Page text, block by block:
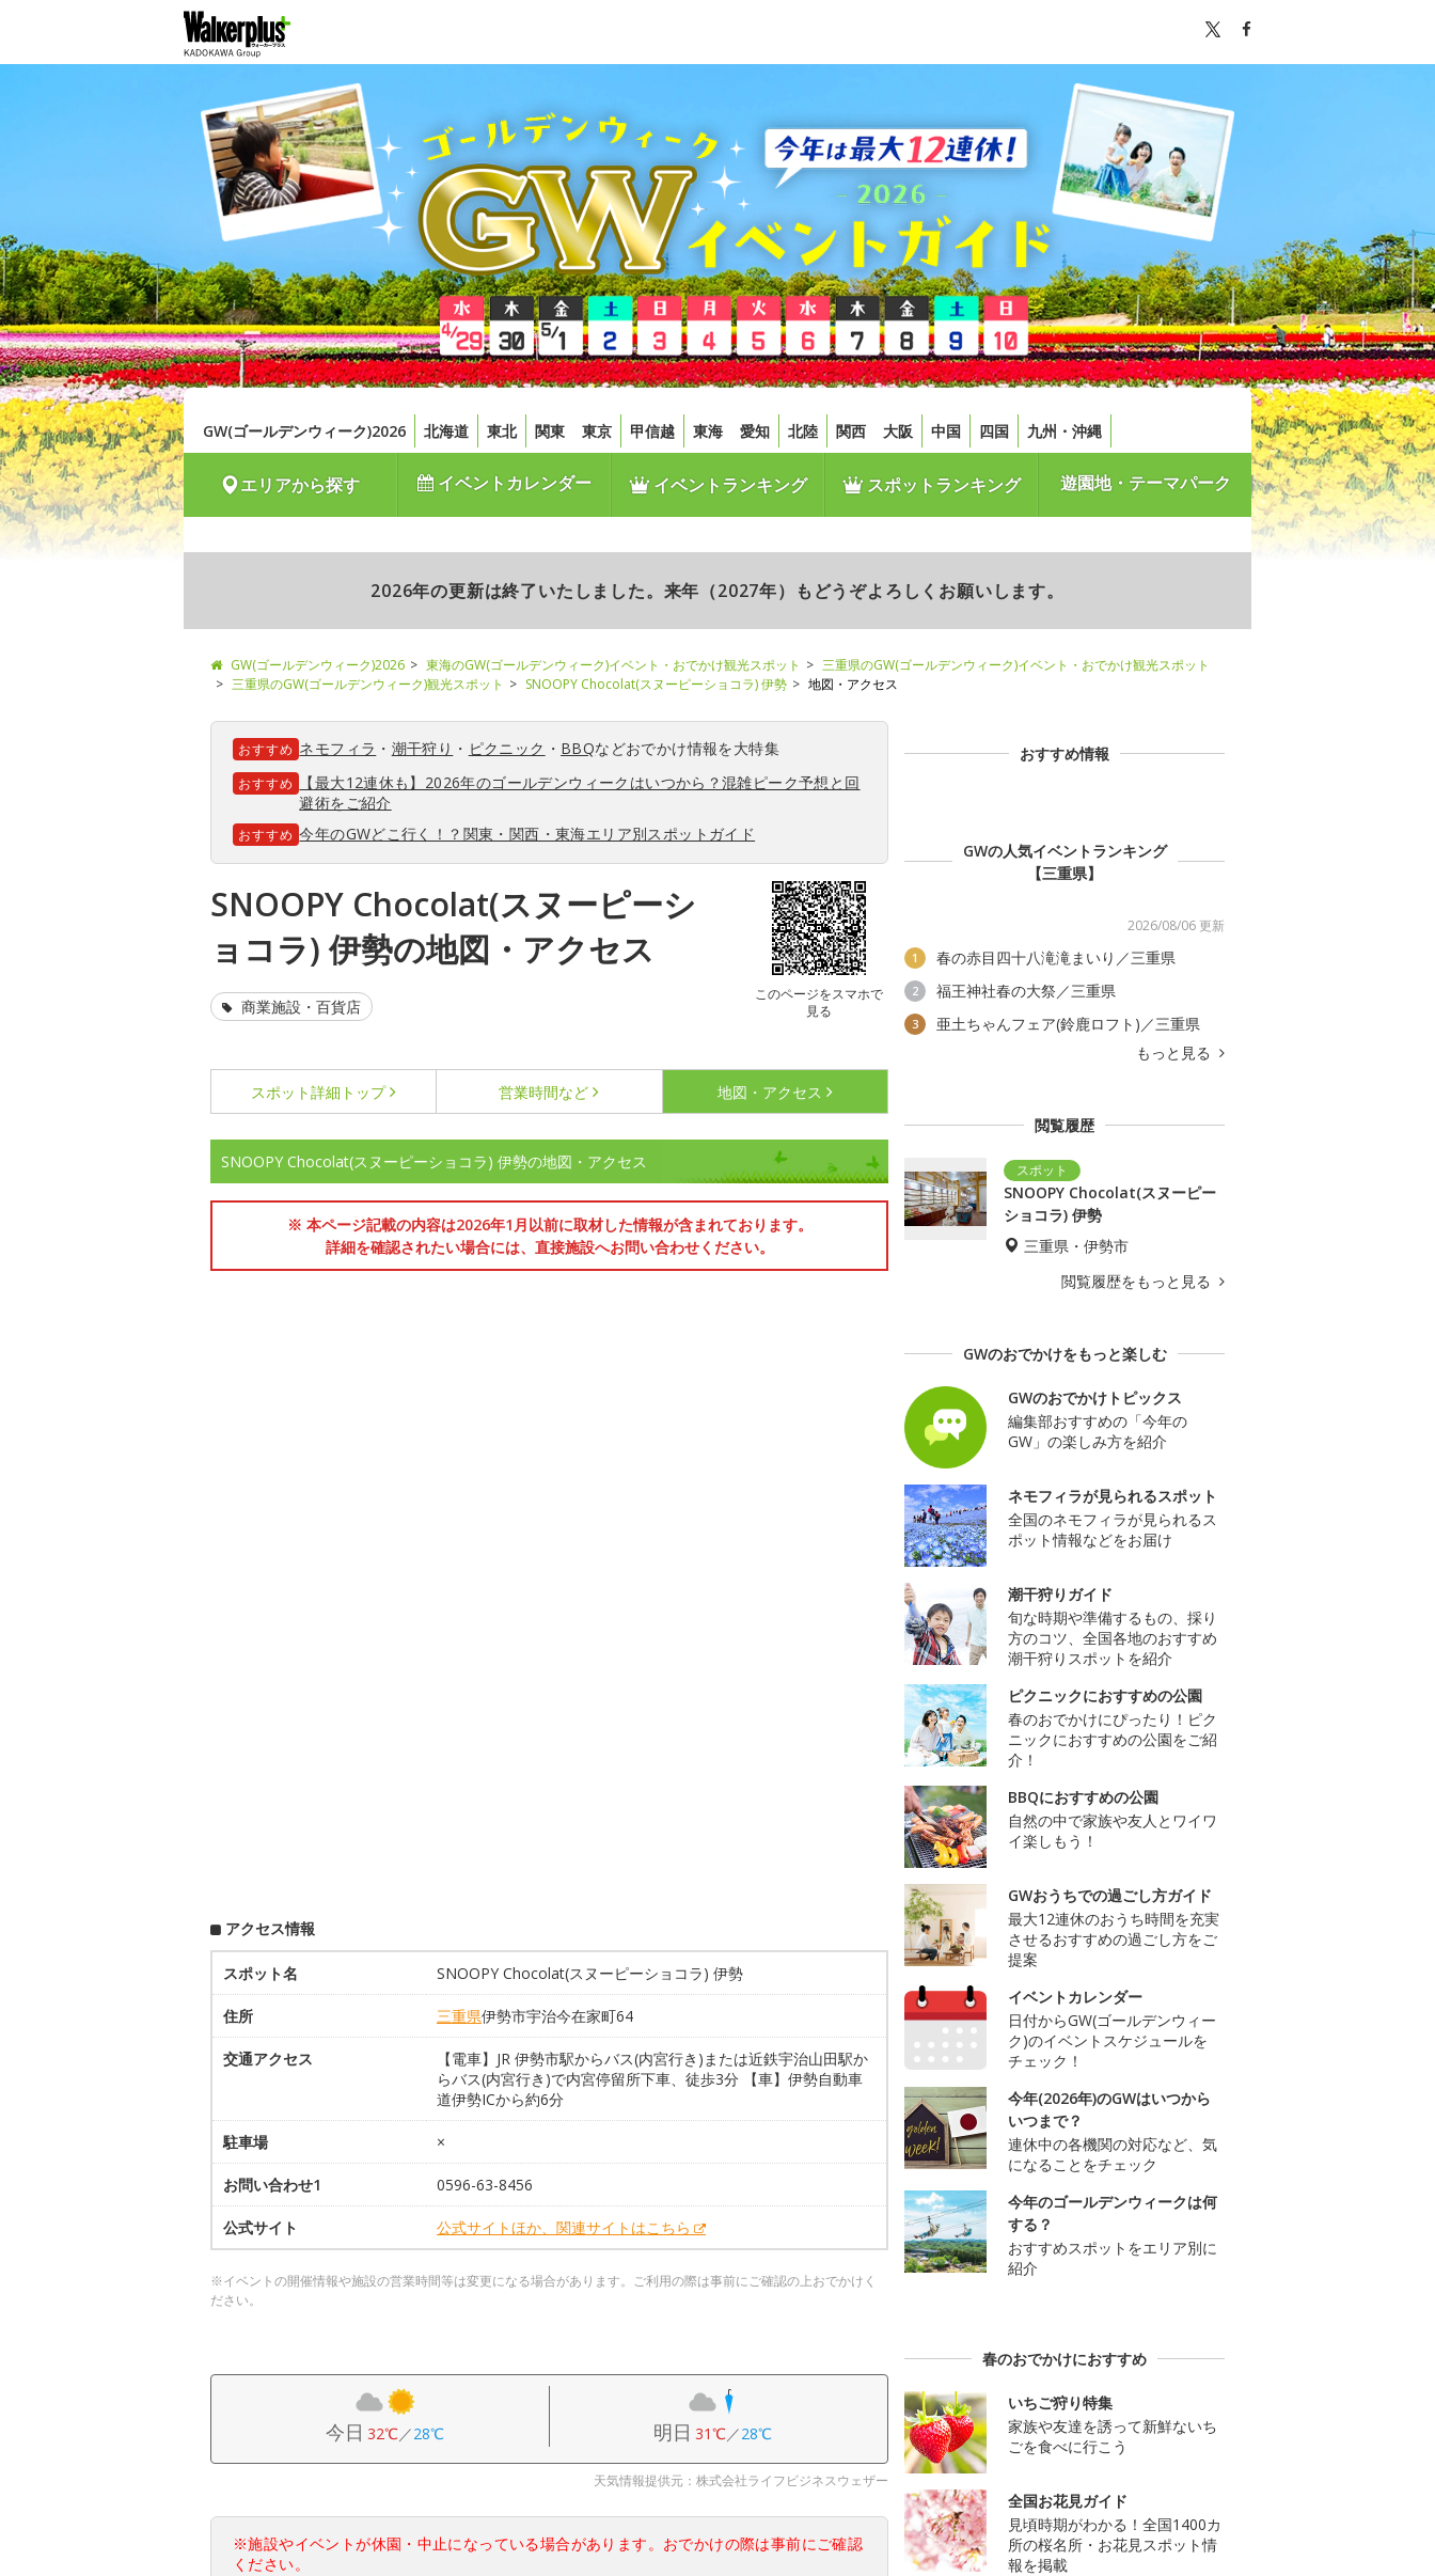
GW(ゴールデンウィーク)2026 北海道 東北 関東 東京 甲信越 東海 愛知 北陸 関西 大阪 中国 四国 九州・沖縄
エリアから探す イベントカレンダー イベントランキング スポットランキング 遊園地・テーマパーク
2026年の更新は終了いたしました。来年（2027年）もどうぞよろしくお願いします。
GW(ゴールデンウィーク)2026 東海のGW(ゴールデンウィーク)イベント・おでかけ観光スポット
三重県のGW(ゴールデンウィーク)イベント・おでかけ観光スポット
三重県のGW(ゴールデンウィーク)観光スポット
SNOOPY Chocolat(スヌーピーショコラ) 伊勢 地図・アクセス
おすすめ ネモフィラ ・ 潮干狩り ・ ピクニック ・ BBQなどおでかけ情報を大特集
おすすめ
【最大12連休も】2026年のゴールデンウィークはいつから？混雑ピーク予想と回
避術をご紹介
おすすめ 今年のGWどこ行く！？関東・関西・東海エリア別スポットガイド
SNOOPY Chocolat(スヌーピーシ
ョコラ) 伊勢の地図・アクセス
このページをスマホで
見る
商業施設・百貨店
スポット詳細 トップ 営業時間など 地図・アクセス
SNOOPY Chocolat(スヌーピーショコラ) 伊勢の地図・アクセス
※ 本ページ記載の内容は2026年1月以前に取材した情報が含まれております。
詳細を確認されたい場合には、直接施設へお問い合わせください。
アクセス情報
スポット名 SNOOPY Chocolat(スヌーピーショコラ) 伊勢
住所 三重県伊勢市宇治今在家町64
交通アクセス
【電車】JR 伊勢市駅からバス(内宮行き)または近鉄宇治山田駅か
らバス(内宮行き)で内宮停留所下車、徒歩3分 【車】伊勢自動車
道伊勢ICから約6分
駐車場 ×
お問い合わせ1 0596-63-8456
公式サイト 公式サイトほか、関連サイトはこちら
※イベントの開催情報や施設の営業時間等は変更になる場合があります。ご利用の際は事前にご確認の上おでかけく
ださい。
今日 32℃／28℃ 明日 31℃／28℃
天気情報提供元：株式会社ライフビジネスウェザー
※施設やイベントが休園・中止になっている場合があります。おでかけの際は事前にご確認
ください。
おすすめ情報
GWの人気イベントランキング
【三重県】
2026/08/06 更新
1 春の赤目四十八滝滝まいり／三重県
2 福王神社春の大祭／三重県
3
亜土ちゃんフェア(鈴鹿ロフト)／三重県
もっと見る
閲覧履歴
SNOOPY Chocolat(スヌーピー
ショコラ) 伊勢
三重県・伊勢市
閲覧履歴をもっと見る
GWのおでかけをもっと楽しむ
GWのおでかけトピックス
編集部おすすめの「今年の
GW」の楽しみ方を紹介
ネモフィラが見られるスポット
全国のネモフィラが見られるス
ポット情報などをお届け
潮干狩りガイド
旬な時期や準備するもの、採り
方のコツ、全国各地のおすすめ
潮干狩りスポットを紹介
ピクニックにおすすめの公園
春のおでかけにぴったり！ピク
ニックにおすすめの公園をご紹
介！
BBQにおすすめの公園
自然の中で家族や友人とワイワ
イ楽しもう！
GWおうちでの過ごし方ガイド
最大12連休のおうち時間を充実
させるおすすめの過ごし方をご
提案
イベントカレンダー
日付からGW(ゴールデンウィー
ク)のイベントスケジュールを
チェック！
今年(2026年)のGWはいつから
いつまで？
連休中の各機関の対応など、気
になることをチェック
今年のゴールデンウィークは何
する？
おすすめスポットをエリア別に
紹介
春のおでかけにおすすめ
いちご狩り特集
家族や友達を誘って新鮮ないち
ごを食べに行こう
全国お花見ガイド
見頃時期がわかる！全国1400カ
所の桜名所・お花見スポット情
報を掲載